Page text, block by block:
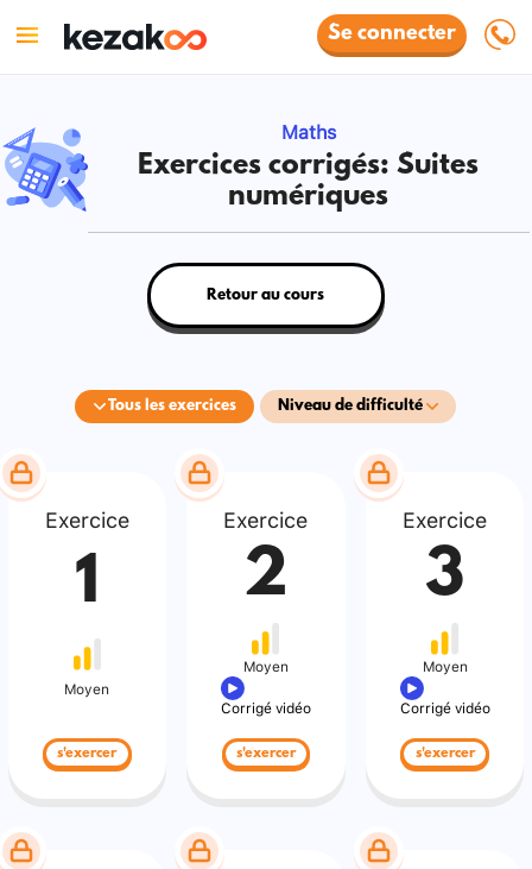
Se connecter
Maths
Exercices corrigés: Suites
numériques
Tous les exercices Niveau de difficulté
Retour au cours
Exercice
1
Moyen
s'exercer
Exercice
2
Moyen
Corrigé vidéo
s'exercer
Exercice
3
Moyen
Corrigé vidéo
s'exercer